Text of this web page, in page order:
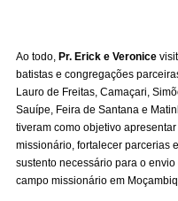
Ao todo, Pr. Erick e Veronice
batistas e congregações
Lauro de Freitas, Camaçari,
Sauípe, Feira de Santana e
tiveram como objetivo
missionário, fortalecer parcerias
sustento necessário para o
campo missionário em